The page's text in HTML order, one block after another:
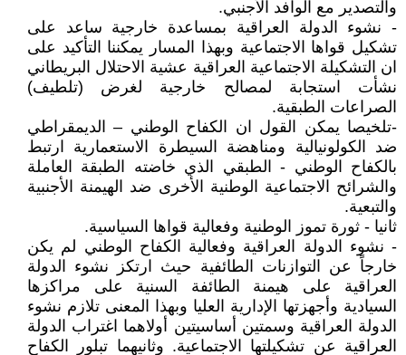
والتصدير مع الوافد الأجنبي.
- نشوء الدولة العراقية بمساعدة خارجية ساعد على
تشكيل قواها الاجتماعية وبهذا المسار يمكننا التأكيد على
ان التشكيلة الاجتماعية العراقية عشية الاحتلال البريطاني
نشأت استجابة لمصالح خارجية لغرض (تلطيف)
الصراعات الطبقية.
-تلخيصا يمكن القول ان الكفاح الوطني – الديمقراطي
ضد الكولونيالية ومناهضة السيطرة الاستعمارية ارتبط
بالكفاح الوطني - الطبقي الذي خاضته الطبقة العاملة
والشرائح الاجتماعية الوطنية الأخرى ضد الهيمنة الأجنبية
والتبعية.
ثانيا - ثورة تموز الوطنية وفعالية قواها السياسية.
- نشوء الدولة العراقية وفعالية الكفاح الوطني لم يكن
خارجاً عن التوازنات الطائفية حيث ارتكز نشوء الدولة
العراقية على هيمنة الطائفة السنية على مراكزها
السيادية وأجهزتها الإدارية العليا وبهذا المعنى تلازم نشوء
الدولة العراقية وسمتين أساسيتين أولاهما اغتراب الدولة
العراقية عن تشكيلتها الاجتماعية. وثانيهما تبلور الكفاح